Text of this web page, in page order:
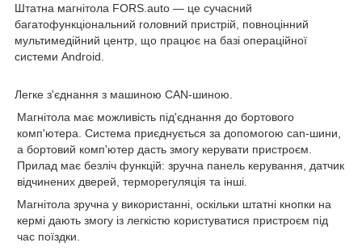
Штатна магнітола FORS.auto — це сучасний
багатофункціональний головний пристрій, повноцінний
мультимедійний центр, що працює на базі операційної
системи Android.
Легке з'єднання з машиною CAN-шиною.
Магнітола має можливість під'єднання до бортового
комп'ютера. Система приєднується за допомогою can-шини,
а бортовий комп'ютер дасть змогу керувати пристроєм.
Прилад має безліч функцій: зручна панель керування, датчик
відчинених дверей, терморегуляція та інші.
Магнітола зручна у використанні, оскільки штатні кнопки на
кермі дають змогу із легкістю користуватися пристроєм під
час поїздки.